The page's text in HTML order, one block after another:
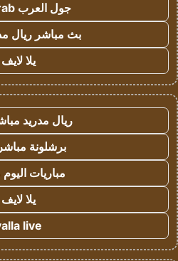
جول العرب goalarab
بث مباشر ريال
يلا لايف
ريال مدريد
برشلونة
مباريات
يلا لايف
live